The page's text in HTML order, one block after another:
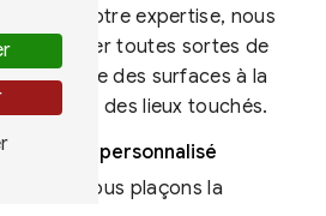
Grâce à notre expertise, nous
de traiter toutes sortes de
nettoyage des surfaces à la
des lieux touchés.
personnalisé
Services, nous plaçons la